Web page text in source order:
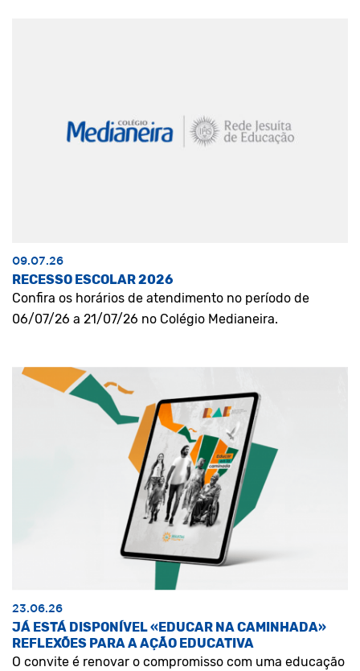
09.07.26
RECESSO ESCOLAR 2026
Confira os horários de atendimento no período de
06/07/26 a 21/07/26 no Colégio Medianeira.
23.06.26
JÁ ESTÁ DISPONÍVEL «EDUCAR NA CAMINHADA»
REFLEXÕES PARA A AÇÃO EDUCATIVA
O convite é renovar o compromisso com uma educação